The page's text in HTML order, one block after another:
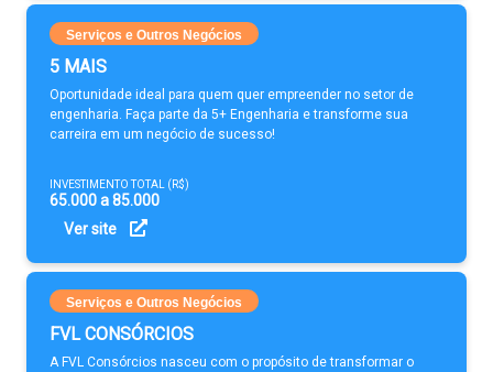
Serviços e Outros Negócios
5 MAIS
Oportunidade ideal para quem quer empreender no setor de
engenharia. Faça parte da 5+ Engenharia e transforme sua
carreira em um negócio de sucesso!
INVESTIMENTO TOTAL (R$)
65.000 a 85.000
Ver site
Serviços e Outros Negócios
FVL CONSÓRCIOS
A FVL Consórcios nasceu com o propósito de transformar o